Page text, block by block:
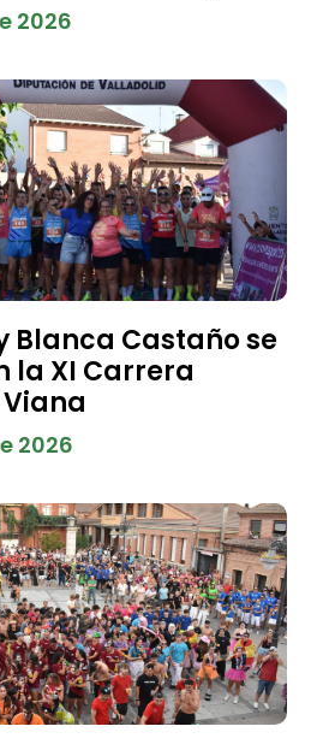
2026
Blanca Castaño se
la XI Carrera
2026